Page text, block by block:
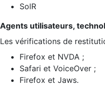
SolR
Agents utilisateurs,
Les vérifications de
Firefox et NVDA ;
Safari et VoiceOver ;
Firefox et Jaws.